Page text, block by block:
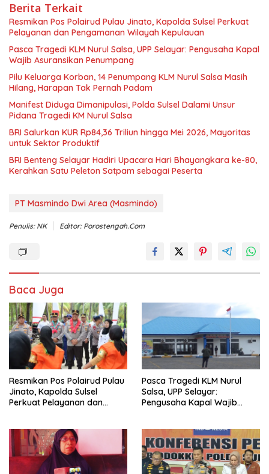
Berita Terkait
Resmikan Pos Polairud Pulau Jinato, Kapolda Sulsel Perkuat
Pelayanan dan Pengamanan Wilayah Kepulauan
‎Pasca Tragedi KLM Nurul Salsa, UPP Selayar: Pengusaha Kapal
Wajib Asuransikan Penumpang
‎Pilu Keluarga Korban, 14 Penumpang KLM Nurul Salsa Masih
Hilang, Harapan Tak Pernah Padam
Manifest Diduga Dimanipulasi, Polda Sulsel Dalami Unsur
Pidana Tragedi KM Nurul Salsa
BRI Salurkan KUR Rp84,36 Triliun hingga Mei 2026, Mayoritas
untuk Sektor Produktif
‎BRI Benteng Selayar Hadiri Upacara Hari Bhayangkara ke-80,
Kerahkan Satu Peleton Satpam sebagai Peserta
PT Masmindo Dwi Area (Masmindo)
Penulis: NK Editor: Porostengah.com
Baca Juga
Resmikan Pos Polairud Pulau
Jinato, Kapolda Sulsel
Perkuat Pelayanan dan
‎Pasca Tragedi KLM Nurul
Salsa, UPP Selayar:
Pengusaha Kapal Wajib